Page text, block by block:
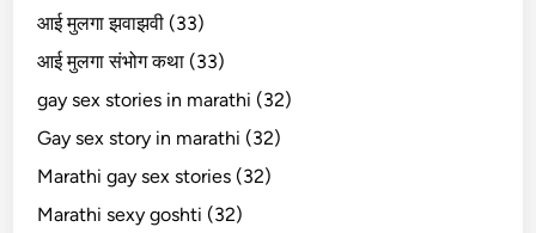
आई मुलगा झवाझवी (33)
आई मुलगा संभोग कथा (33)
gay sex stories in marathi (32)
Gay sex story in marathi (32)
Marathi gay sex stories (32)
Marathi sexy goshti (32)